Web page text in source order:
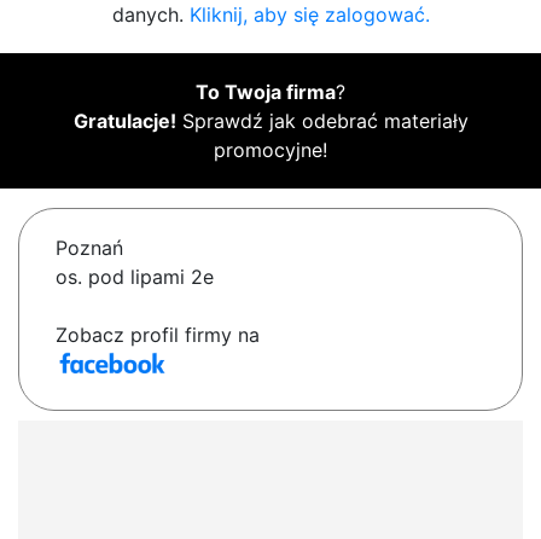
danych. Kliknij, aby się zalogować.
To Twoja firma?
Gratulacje! Sprawdź jak odebrać materiały
promocyjne!
Poznań
os. pod lipami 2e
Zobacz profil firmy na